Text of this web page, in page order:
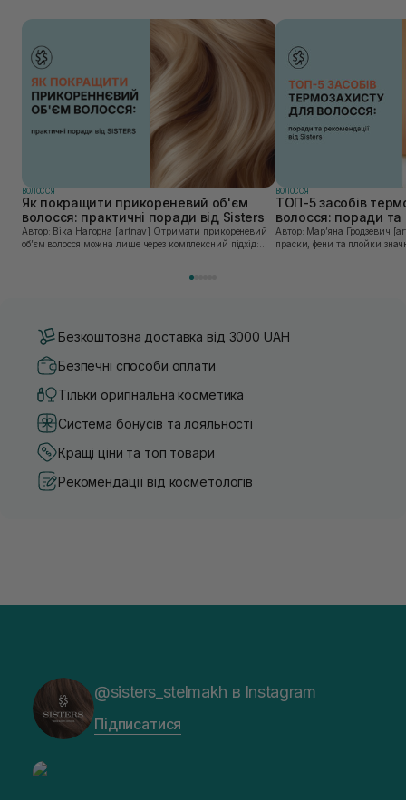
ВОЛОССЯ
Як покращити прикореневий об'єм
волосся: практичні поради від Sisters
Автор: Віка Нагорна [artnav] Отримати прикореневий
об’єм волосся можна лише через комплексний підхід:
ВОЛОССЯ
ТОП-5 засобів
волосся: поради та
Sisters
Автор: Марʼяна Гродзевич [artnav] Сучасні
праски, фени та плойки
Безкоштовна доставка від 3000 UAH
Безпечні способи оплати
Тільки оригінальна косметика
Система бонусів та лояльності
Кращі ціни та топ товари
Рекомендації від косметологів
@sisters_stelmakh в Instagram
Підписатися